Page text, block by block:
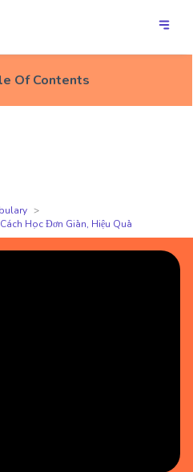
Of Contents
Học Đơn Giản, Hiệu Quả